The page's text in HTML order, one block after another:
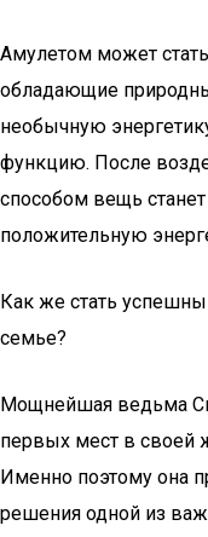
Амулетом может
обладающие
необычную
функцию. После
способом вещь
положительную
Как же стать
семье?
Мощнейшая ведьма
первых мест в своей
Именно поэтому она
решения одной из